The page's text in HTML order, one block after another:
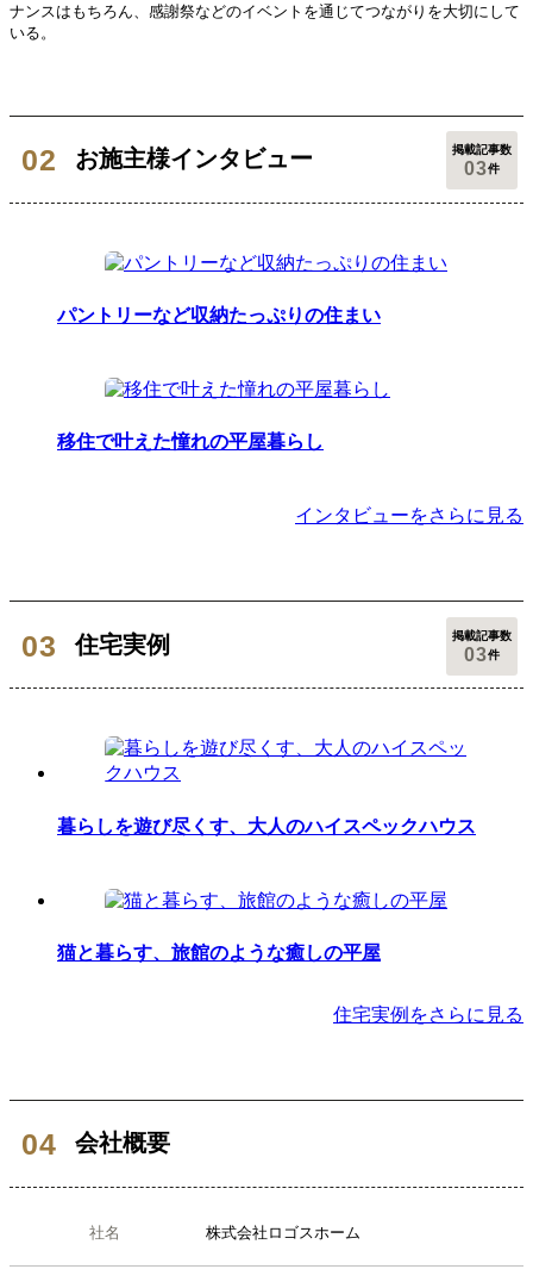
ナンスはもちろん、感謝祭などのイベントを通じてつながりを大切にして
いる。
お施主様インタビュー 掲載記事数
03件
パントリーなど収納たっぷりの住まい
移住で叶えた憧れの平屋暮らし
インタビューをさらに見る
住宅実例 掲載記事数
03件
暮らしを遊び尽くす、大人のハイスペックハウス
猫と暮らす、旅館のような癒しの平屋
住宅実例をさらに見る
会社概要
社名 株式会社ロゴスホーム